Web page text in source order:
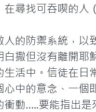
尋找可吞喫的人
的防禦系統，
撒但沒有離開耶
活中。信徒在
中的意念、一
動…..要能指出